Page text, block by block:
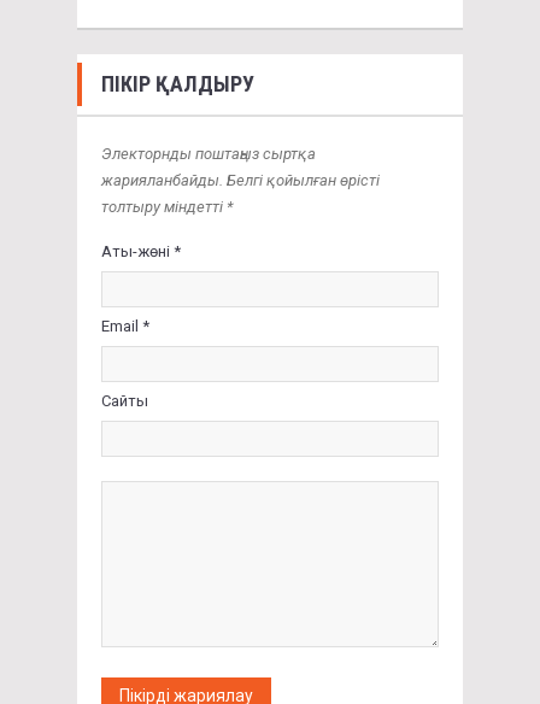
ПІКІР ҚАЛДЫРУ
Электорнды поштаңыз сыртқа
жарияланбайды. Белгі қойылған өрісті
толтыру міндетті *
Аты-жөні *
Email *
Сайты